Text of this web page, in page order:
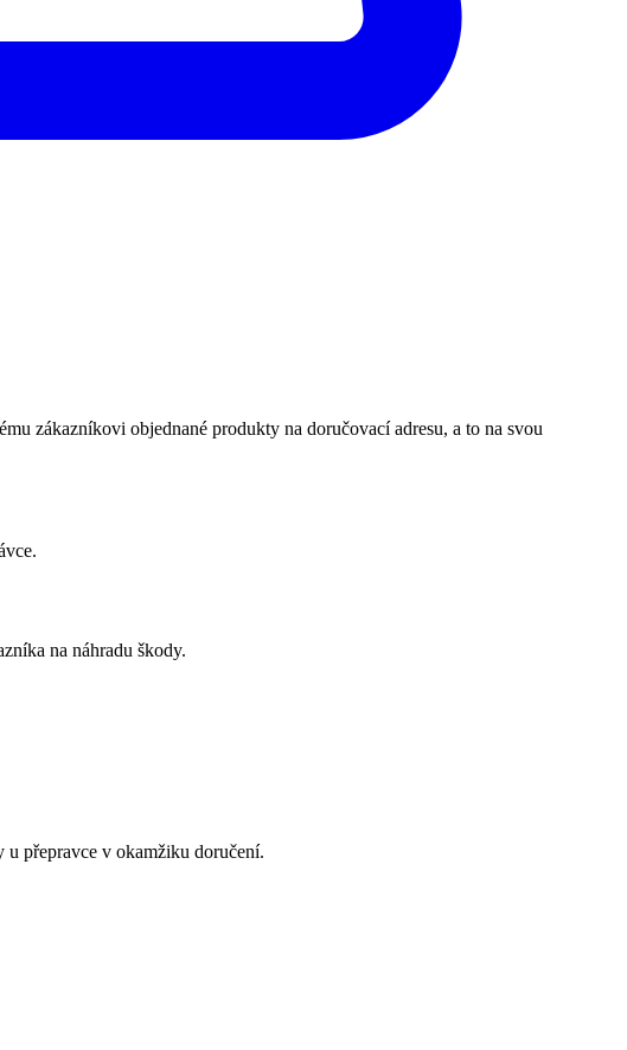
zákazníkovi objednané produkty na doručovací adresu, a to na svou
na náhradu škody.
přepravce v okamžiku doručení.